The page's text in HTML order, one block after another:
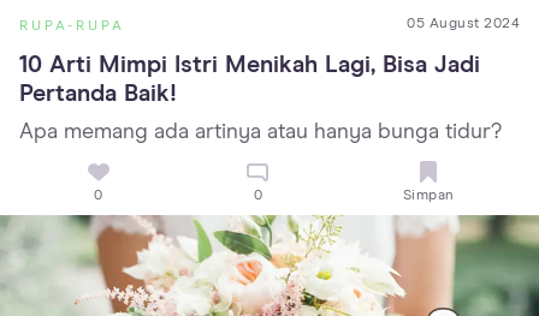
RUPA-RUPA 05 August 2024
10 Arti Mimpi Istri Menikah Lagi, Bisa Jadi
Pertanda Baik!
Apa memang ada artinya atau hanya bunga tidur?
0 0 Simpan